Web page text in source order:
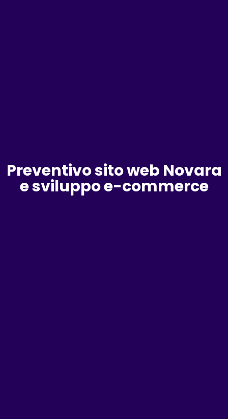
Preventivo sito web Novara
e sviluppo e-commerce